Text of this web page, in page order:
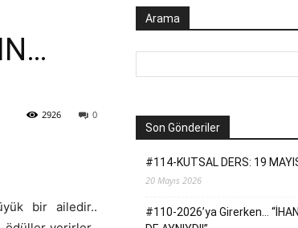
0
2926
bir ailedir..
Arama
Son Gönderiler
#114-KUTSAL DERS: 19
20 Mayıs 2026
#110-2026’ya Girerken…